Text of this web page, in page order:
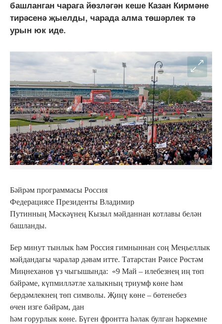
башланган чарага йөзләгән кеше Казан Кирмәне
тирәсенә җыелды, чарада алма төшәрлек тә
урын юк иде.
Бәйрәм программасы Россия
Федерациясе Президенты Владимир
Путинның Мәскәүнең Кызыл мәйданнан котлавы белән
башланды.
Бер минут тынлык һәм Россия гимныннан соң Меңьеллык
мәйдандагы чаралар дәвам итте. Татарстан Рәисе Рөстәм
Миңнеханов үз чыгышында: «9 Май – илебезнең иң төп
бәйрәме, күпмилләтле халыкның триумф көне һәм
бердәмлекнең төп символы. Җиңү көне – бөтенебез
өчен изге бәйрәм, дан
һәм горурлык көне. Бүген фронтта һәлак булган һәркемне